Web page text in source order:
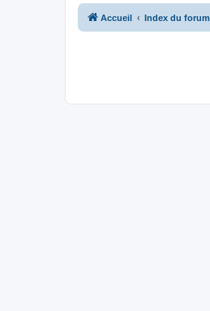
Accueil Index du forum